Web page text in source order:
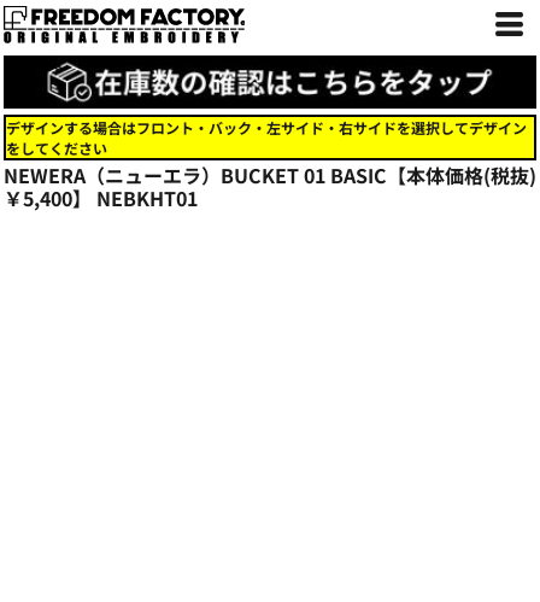
デザインする場合はフロント・バック・左サイド・右サイドを選択してデザイン
をしてください
NEWERA（ニューエラ）BUCKET 01 BASIC【本体価格(税抜)
￥5,400】 NEBKHT01